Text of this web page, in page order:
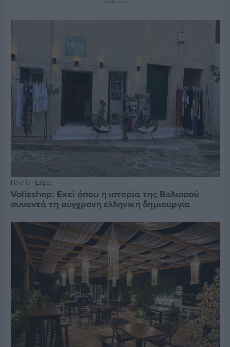
Πριν 17 ημέρες
Volisshop: Εκεί όπου η ιστορία της Βολισσού
συναντά τη σύγχρονη ελληνική δημιουργία